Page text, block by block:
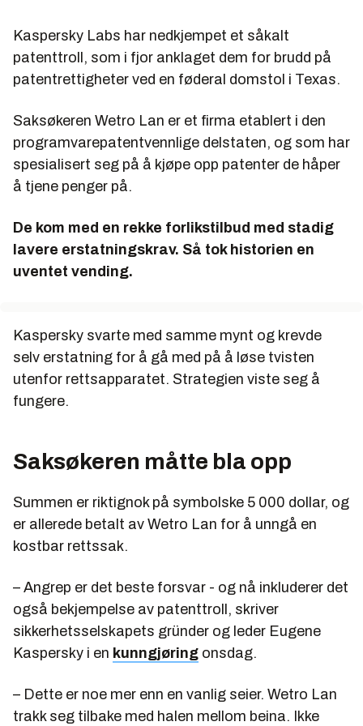
Kaspersky Labs har nedkjempet et såkalt
patenttroll, som i fjor anklaget dem for brudd på
patentrettigheter ved en føderal domstol i Texas.
Saksøkeren Wetro Lan er et firma etablert i den
programvarepatentvennlige delstaten, og som har
spesialisert seg på å kjøpe opp patenter de håper
å tjene penger på.
De kom med en rekke forlikstilbud med stadig
lavere erstatningskrav. Så tok historien en
uventet vending.
Kaspersky svarte med samme mynt og krevde
selv erstatning for å gå med på å løse tvisten
utenfor rettsapparatet. Strategien viste seg å
fungere.
Saksøkeren måtte bla opp
Summen er riktignok på symbolske 5 000 dollar, og
er allerede betalt av Wetro Lan for å unngå en
kostbar rettssak.
– Angrep er det beste forsvar - og nå inkluderer det
også bekjempelse av patenttroll, skriver
sikkerhetsselskapets gründer og leder Eugene
Kaspersky i en kunngjøring onsdag.
– Dette er noe mer enn en vanlig seier. Wetro Lan
trakk seg tilbake med halen mellom beina. Ikke